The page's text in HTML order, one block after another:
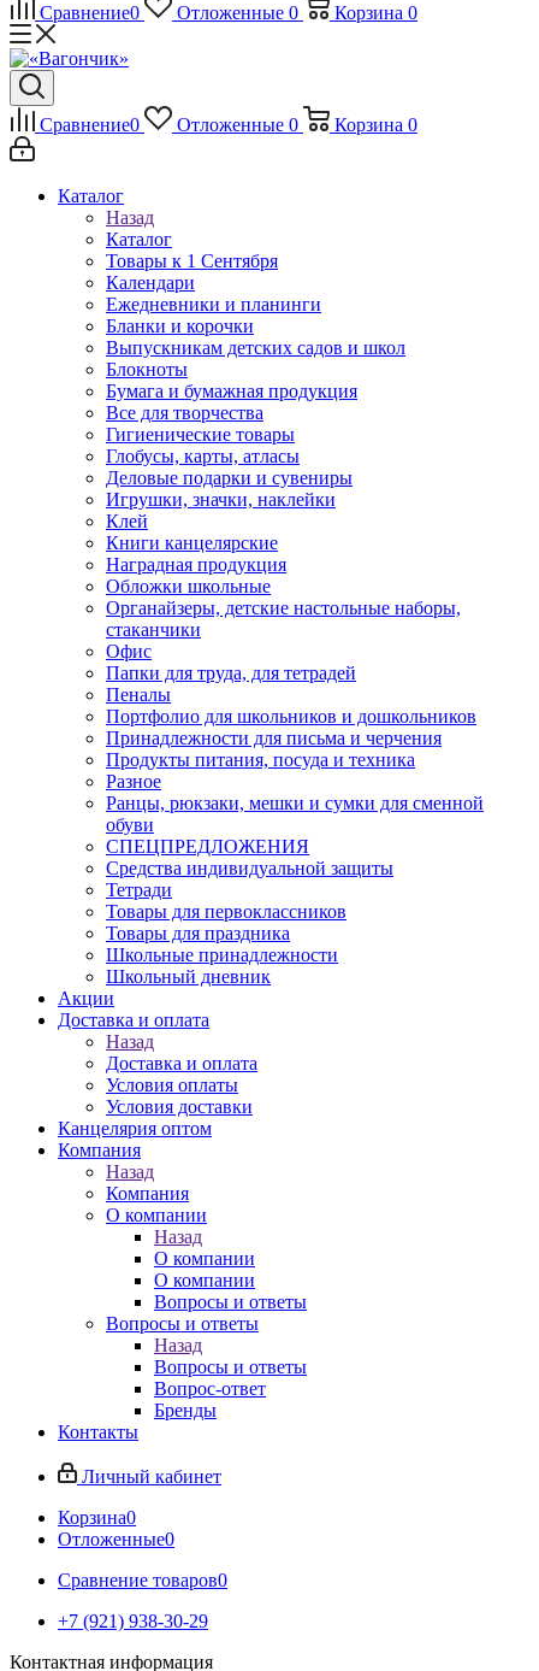
Сравнение0 Отложенные 0 Корзина 0
Сравнение0 Отложенные 0 Корзина 0
Каталог
Назад
Каталог
Товары к 1 Сентября
Календари
Ежедневники и планинги
Бланки и корочки
Выпускникам детских садов и школ
Блокноты
Бумага и бумажная продукция
Все для творчества
Гигиенические товары
Глобусы, карты, атласы
Деловые подарки и сувениры
Игрушки, значки, наклейки
Клей
Книги канцелярские
Наградная продукция
Обложки школьные
Органайзеры, детские настольные наборы,
стаканчики
Офис
Папки для труда, для тетрадей
Пеналы
Портфолио для школьников и дошкольников
Принадлежности для письма и черчения
Продукты питания, посуда и техника
Разное
Ранцы, рюкзаки, мешки и сумки для сменной
обуви
СПЕЦПРЕДЛОЖЕНИЯ
Средства индивидуальной защиты
Тетради
Товары для первоклассников
Товары для праздника
Школьные принадлежности
Школьный дневник
Акции
Доставка и оплата
Назад
Доставка и оплата
Условия оплаты
Условия доставки
Канцелярия оптом
Компания
Назад
Компания
О компании
Назад
О компании
О компании
Вопросы и ответы
Вопросы и ответы
Назад
Вопросы и ответы
Вопрос-ответ
Бренды
Контакты
Личный кабинет
Корзина0
Отложенные0
Сравнение товаров0
+7 (921) 938-30-29
Контактная информация